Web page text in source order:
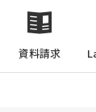
資料請求